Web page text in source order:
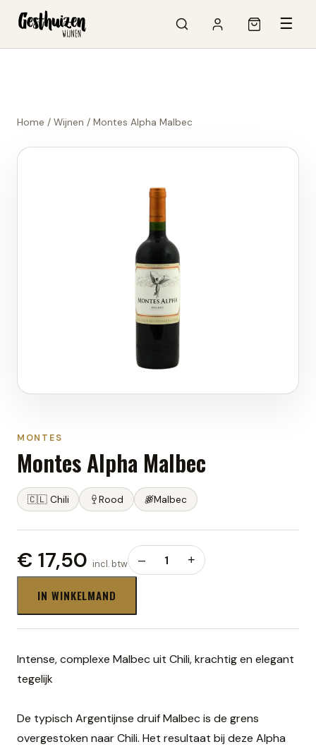
☰
Home / Wijnen / Montes Alpha Malbec
MONTES
Montes Alpha Malbec
🇨🇱 Chili Rood Malbec
€ 17,50 incl. btw – 1 +
IN WINKELMAND
Intense, complexe Malbec uit Chili, krachtig en elegant
tegelijk
De typisch Argentijnse druif Malbec is de grens
overgestoken naar Chili. Het resultaat bij deze Alpha